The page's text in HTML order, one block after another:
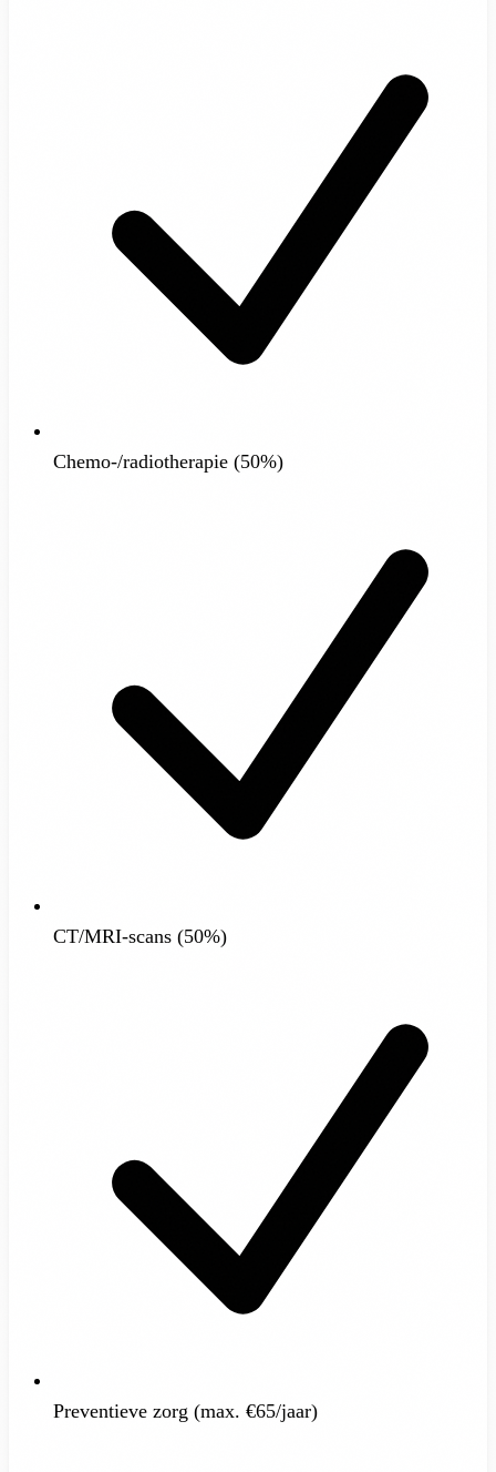
Chemo-/radiotherapie (50%)
CT/MRI-scans (50%)
Preventieve zorg (max. €65/jaar)